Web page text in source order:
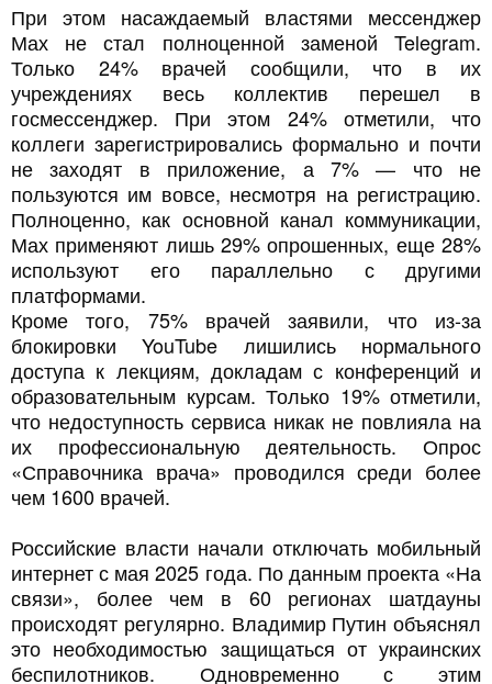
При этом насаждаемый властями мессенджер
Мах не стал полноценной заменой Telegram.
Только 24% врачей сообщили, что в их
учреждениях весь коллектив перешел в
госмессенджер. При этом 24% отметили, что
коллеги зарегистрировались формально и почти
не заходят в приложение, а 7% — что не
пользуются им вовсе, несмотря на регистрацию.
Полноценно, как основной канал коммуникации,
Мах применяют лишь 29% опрошенных, еще 28%
используют его параллельно с другими
платформами.
Кроме того, 75% врачей заявили, что из-за
блокировки YouTube лишились нормального
доступа к лекциям, докладам с конференций и
образовательным курсам. Только 19% отметили,
что недоступность сервиса никак не повлияла на
их профессиональную деятельность. Опрос
«Справочника врача» проводился среди более
чем 1600 врачей.
Российские власти начали отключать мобильный
интернет с мая 2025 года. По данным проекта «На
связи», более чем в 60 регионах шатдауны
происходят регулярно. Владимир Путин объяснял
это необходимостью защищаться от украинских
беспилотников. Одновременно с этим